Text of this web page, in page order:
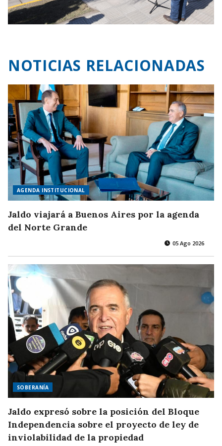
NOTICIAS RELACIONADAS
AGENDA INSTITUCIONAL
Jaldo viajará a Buenos Aires por la agenda
del Norte Grande
05 Ago 2026
SOBERANÍA
Jaldo expresó sobre la posición del Bloque
Independencia sobre el proyecto de ley de
inviolabilidad de la propiedad